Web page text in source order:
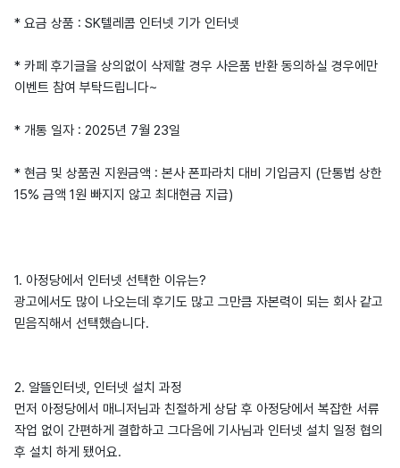
* 요금 상품 : SK텔레콤 인터넷 기가 인터넷
* 카페 후기글을 상의없이 삭제할 경우 사은품 반환 동의하실 경우에만
이벤트 참여 부탁드립니다~
* 개통 일자 : 2025년 7월 23일
* 현금 및 상품권 지원금액 : 본사 폰파라치 대비 기입금지 (단통법 상한
15% 금액 1원 빠지지 않고 최대현금 지급)
1. 아정당에서 인터넷 선택한 이유는?
광고에서도 많이 나오는데 후기도 많고 그만큼 자본력이 되는 회사 같고
믿음직해서 선택했습니다.
2. 알뜰인터넷, 인터넷 설치 과정
먼저 아정당에서 매니저님과 친절하게 상담 후 아정당에서 복잡한 서류
작업 없이 간편하게 결합하고 그다음에 기사님과 인터넷 설치 일정 협의
후 설치 하게 됐어요.